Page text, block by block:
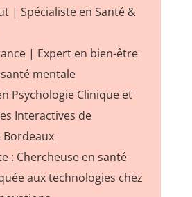
| Spécialiste en Santé &
| Expert en bien-être
mentale
Psychologie Clinique et
Interactives de
Bordeaux
: Chercheuse en santé
aux technologies chez